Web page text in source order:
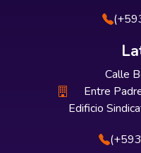
Calle
Entre
Edificio